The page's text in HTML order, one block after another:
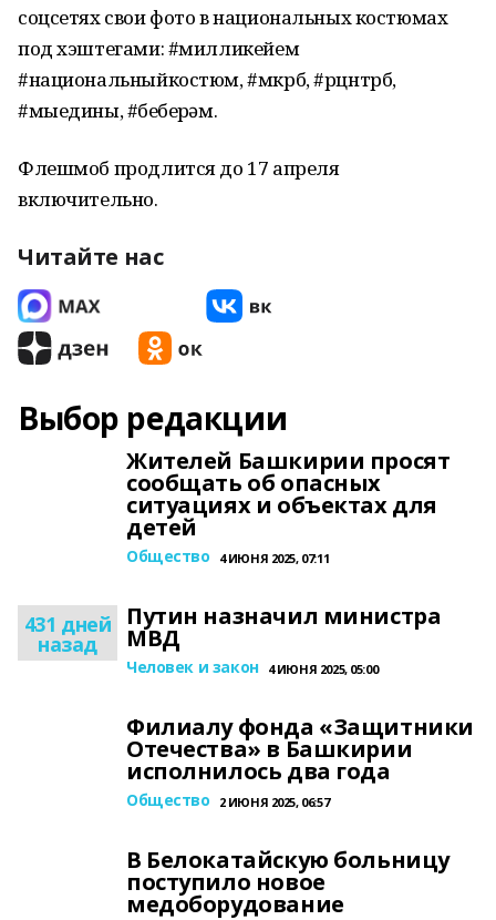
соцсетях свои фото в национальных костюмах
под хэштегами: #милликейем
#национальныйкостюм, #мкрб, #рцнтрб,
#мыедины, #беҙберҙәм.
Флешмоб продлится до 17 апреля
включительно.
Читайте нас
Выбор редакции
Жителей Башкирии просят
сообщать об опасных
ситуациях и объектах для
детей
Общество 4 ИЮНЯ 2025, 07:11
431 дней
назад
Путин назначил министра
МВД
Человек и закон 4 ИЮНЯ 2025, 05:00
Филиалу фонда «Защитники
Отечества» в Башкирии
исполнилось два года
Общество 2 ИЮНЯ 2025, 06:57
В Белокатайскую больницу
поступило новое
медоборудование